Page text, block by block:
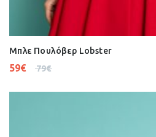
Μπλε Πουλόβερ Lobster
79€
59€